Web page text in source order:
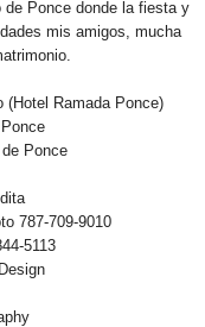
de Ponce donde la fiesta y
mis amigos, mucha
(Hotel Ramada Ponce)
Ponce
787-709-9010
5113